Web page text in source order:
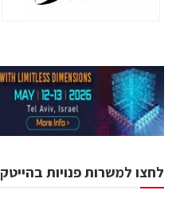
לחצו למשרות פנויות בהייטק